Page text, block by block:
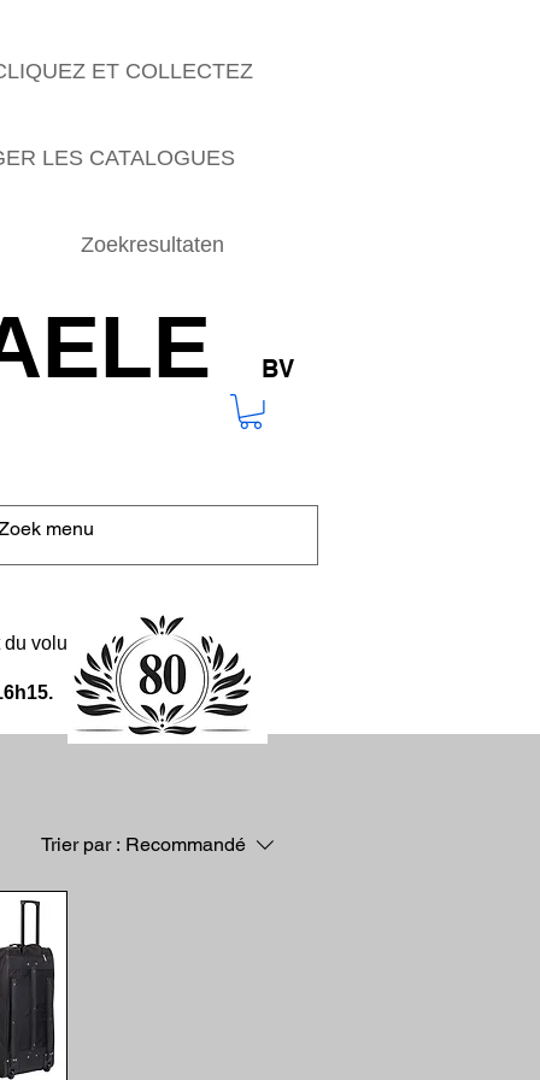
ET COLLECTEZ
LES CATALOGUES
Zoekresultaten
BV
volume de la commande.
Trier par : Recommandé